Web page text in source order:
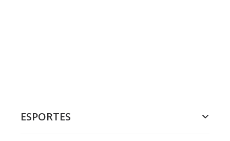
ESPORTES